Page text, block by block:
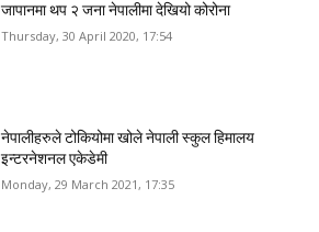
जापानमा थप २ जना नेपालीमा देखियो कोरोना
Thursday, 30 April 2020, 17:54
नेपालीहरुले टोकियोमा खोले नेपाली स्कुल हिमालय
इन्टरनेशनल एकेडेमी
Monday, 29 March 2021, 17:35